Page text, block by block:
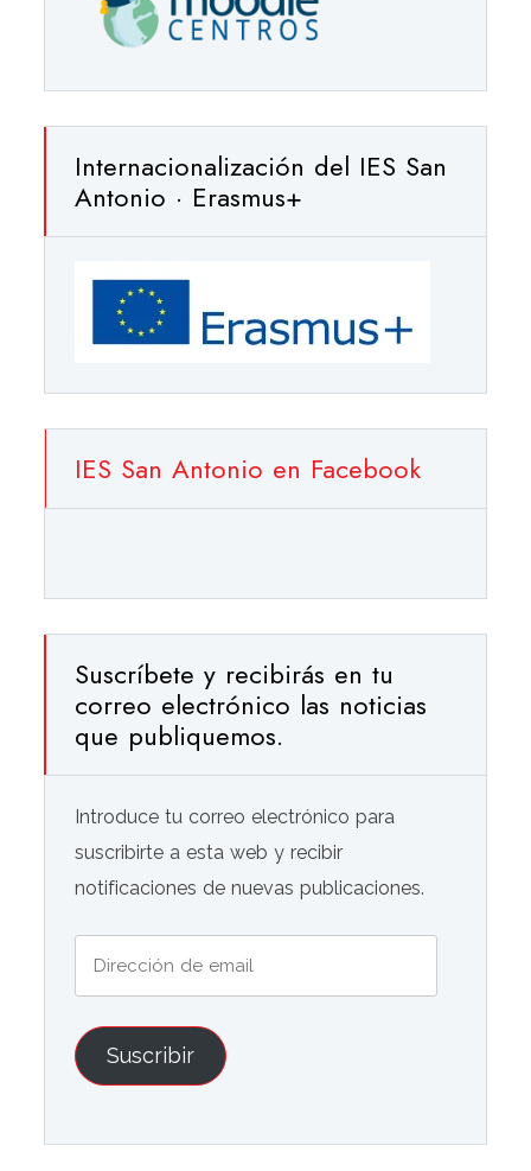
Internacionalización del IES San
Antonio · Erasmus+
IES San Antonio en Facebook
Suscríbete y recibirás en tu
correo electrónico las noticias
que publiquemos.
Introduce tu correo electrónico para
suscribirte a esta web y recibir
notificaciones de nuevas publicaciones.
email
Suscribir